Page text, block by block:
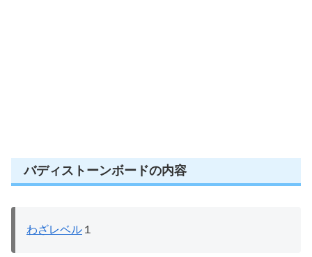
バディストーンボードの内容
わざレベル １